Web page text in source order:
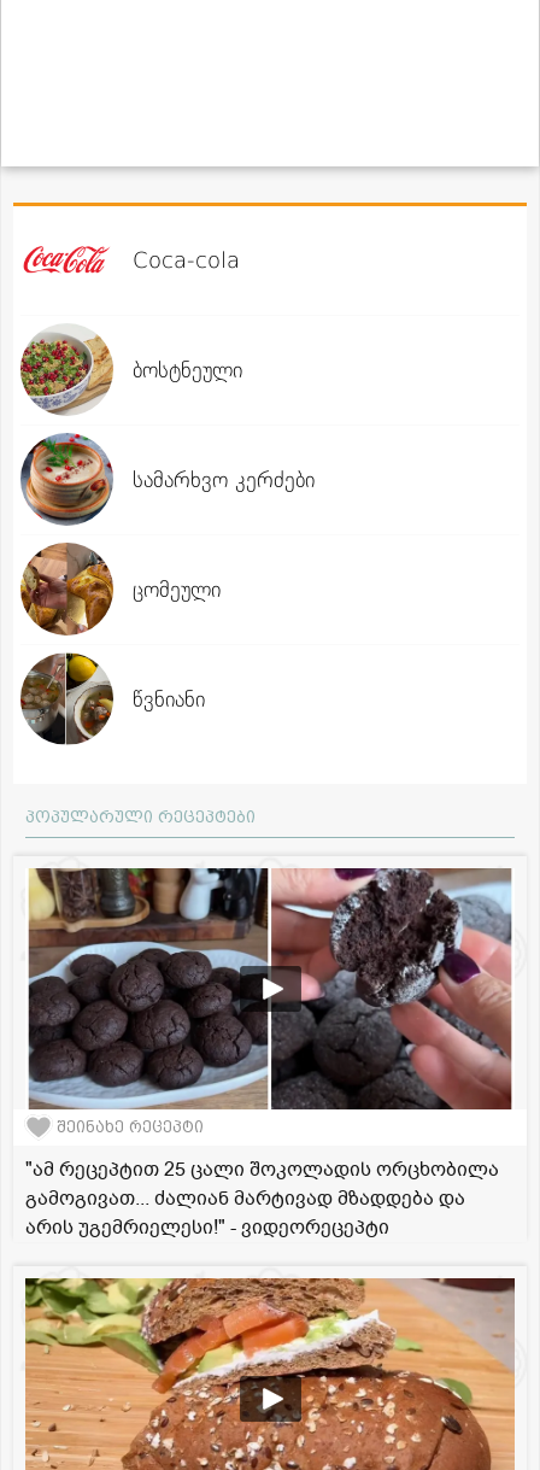
Coca-cola
ბოსტნეული
სამარხვო კერძები
ცომეული
წვნიანი
პოპულარული რეცეპტები
შეინახე რეცეპტი
"ამ რეცეპტით 25 ცალი შოკოლადის ორცხობილა
გამოგივათ... ძალიან მარტივად მზადდება და
არის უგემრიელესი!" - ვიდეორეცეპტი